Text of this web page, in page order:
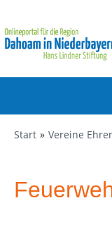
Start Vereine